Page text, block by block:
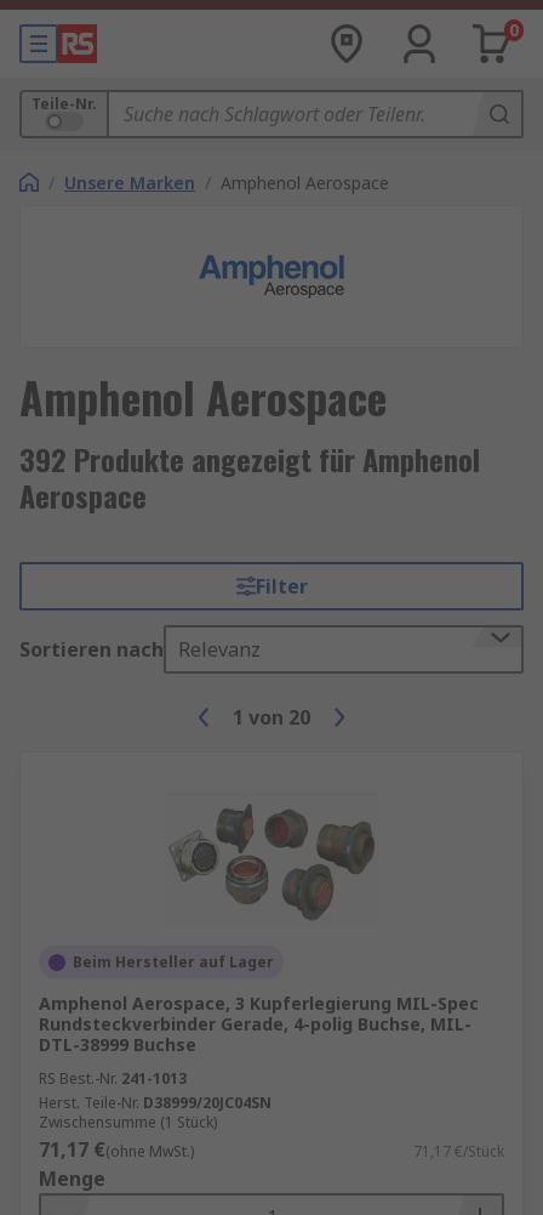
0
Teile-Nr.
/ Unsere Marken / Amphenol Aerospace
Amphenol Aerospace
392 Produkte angezeigt für Amphenol
Aerospace
Filter
Sortieren nach Relevanz
1 von 20
Beim Hersteller auf Lager
Amphenol Aerospace, 3 Kupferlegierung MIL-Spec
Rundsteckverbinder Gerade, 4-polig Buchse, MIL-
DTL-38999 Buchse
RS Best.-Nr. 241-1013
Herst. Teile-Nr. D38999/20JC04SN
Zwischensumme (1 Stück)
71,17 €(ohne MwSt.) 71,17 €/Stück
Menge